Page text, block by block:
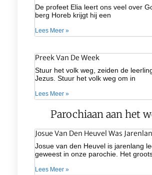
De profeet Elia leert ons veel over
berg Horeb krijgt hij een
Lees Meer »
Preek Van De Week
Stuur het volk weg, zeiden de
Jezus. Stuur het volk weg om in
Lees Meer »
Parochiaan aan het
Josue Van Den Heuvel Was
Josue van den Heuvel is jarenlang
geweest in onze parochie. Het
Lees Meer »